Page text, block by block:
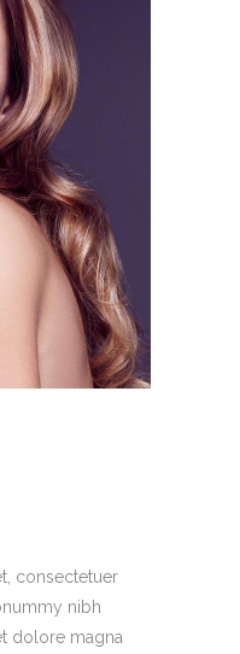
consectetuer
nibh
dolore magna